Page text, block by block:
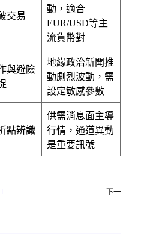
交易
動，適合
EUR/USD等主
流貨幣對
與避險
地緣政治新聞推
動劇烈波動，需
設定敏感參數
點辨識
供需消息面主導
行情，通道異動
是重要訊號
下一